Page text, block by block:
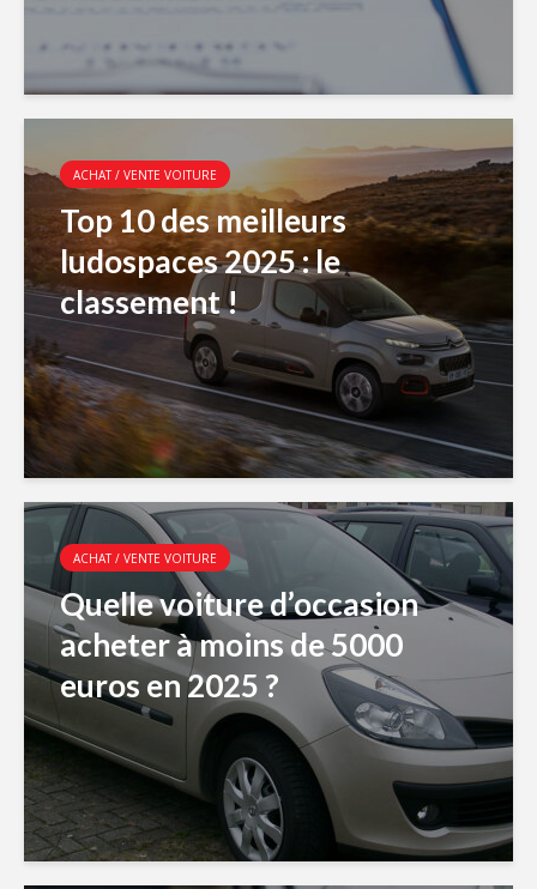
ACHAT / VENTE VOITURE
Top 10 des meilleurs
ludospaces 2025 : le
classement !
ACHAT / VENTE VOITURE
Quelle voiture d’occasion
acheter à moins de 5000
euros en 2025 ?